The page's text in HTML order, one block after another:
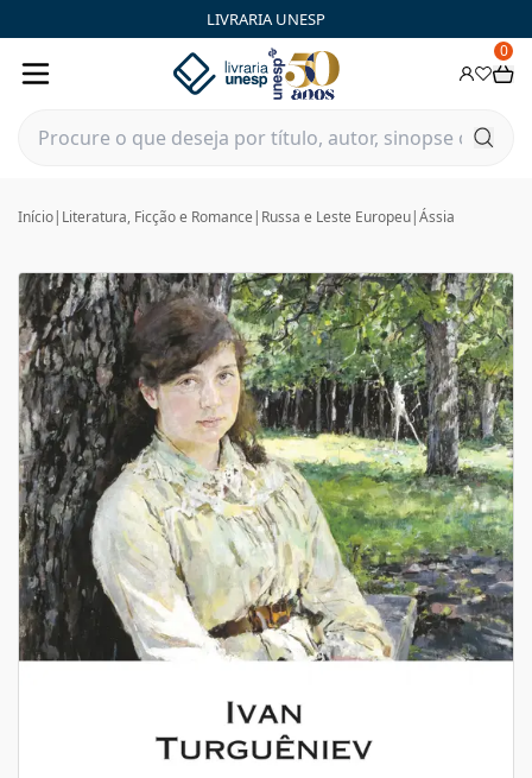
LIVRARIA UNESP
0
Início| Literatura, Ficção e Romance | Russa e Leste Europeu|Ássia